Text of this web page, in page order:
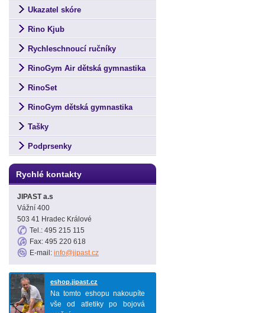
Ukazatel skóre
Rino Kjub
Rychleschnoucí ručníky
RinoGym Air dětská gymnastika
RinoSet
RinoGym dětská gymnastika
Tašky
Podprsenky
Rychlé kontakty
JIPAST a.s
Vážní 400
503 41 Hradec Králové
Tel.: 495 215 115
Fax: 495 220 618
E-mail: info@jipast.cz
eshop.jipast.cz
Na tomto eshopu nakoupíte
vše od atletiky po bojová